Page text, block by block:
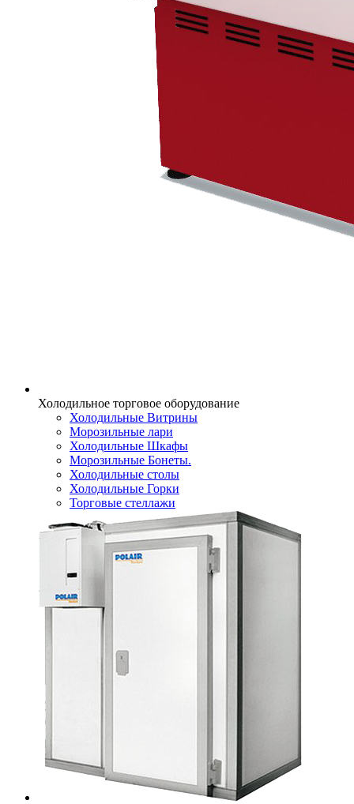
Холодильное торговое оборудование
Холодильные Витрины
Морозильные лари
Холодильные Шкафы
Морозильные Бонеты.
Холодильные столы
Холодильные Горки
Торговые стеллажи